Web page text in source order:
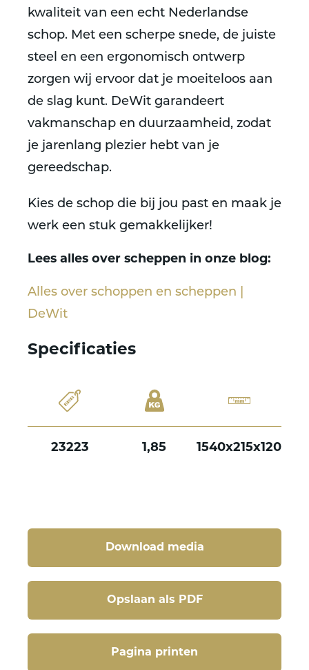
Download media
Opslaan als PDF
Pagina printen
kwaliteit van een echt Nederlandse
schop. Met een scherpe snede, de juiste
steel en een ergonomisch ontwerp
zorgen wij ervoor dat je moeiteloos aan
de slag kunt. DeWit garandeert
vakmanschap en duurzaamheid, zodat
je jarenlang plezier hebt van je
gereedschap.
Kies de schop die bij jou past en maak je
werk een stuk gemakkelijker!
Lees alles over scheppen in onze blog:
Alles over schoppen en scheppen |
DeWit
Specificaties
23223 1,85 1540x215x120